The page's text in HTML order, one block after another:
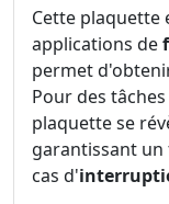
Cette plaquette
applications de
permet
Pour des
plaquette se
garantissant
cas d'